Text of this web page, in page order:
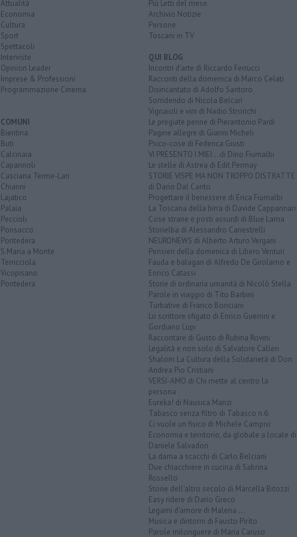
Attualità
Economia
Cultura
Sport
Spettacoli
Interviste
Opinion Leader
Imprese & Professioni
Programmazione Cinema
COMUNI
Bientina
Buti
Calcinaia
Capannoli
Casciana Terme-Lari
Chianni
Lajatico
Palaia
Peccioli
Ponsacco
Pontedera
S.Maria a Monte
Terricciola
Vicopisano
Pontedera
Più Letti del mese
Archivio Notizie
Persone
Toscani in TV
QUI BLOG
Incontri d'arte di Riccardo Ferrucci
Racconti della domenica di Marco Celati
Disincantato di Adolfo Santoro
Sorridendo di Nicola Belcari
Vignaioli e vini di Nadio Stronchi
Le pregiate penne di Pierantonio Pardi
Pagine allegre di Gianni Micheli
Psico-cose di Federica Giusti
VI PRESENTO I MIEI... di Dino Fiumalbi
Le stelle di Astrea di Edit Permay
STORIE VISPE MA NON TROPPO DISTRATTE
di Dario Dal Canto
Progettare il benessere di Erica Fiumalbi
La Toscana della birra di Davide Cappannari
Cose strane e posti assurdi di Blue Lama
Storielba di Alessandro Canestrelli
NEURONEWS di Alberto Arturo Vergani
Pensieri della domenica di Libero Venturi
Fauda e balagan di Alfredo De Girolamo e
Enrico Catassi
Storie di ordinaria umanità di Nicolò Stella
Parole in viaggio di Tito Barbini
Turbative di Franco Bonciani
Lo scrittore sfigato di Enrico Guerrini e
Gordiano Lupi
Raccontare di Gusto di Rubina Rovini
Legalità e non solo di Salvatore Calleri
Shalom La Cultura della Solidarietà di Don
Andrea Pio Cristiani
VERSI-AMO di Chi mette al centro la
persona
Eureka! di Nausica Manzi
Tabasco senza filtro di Tabasco n.6
Ci vuole un fisico di Michele Campisi
Economia e territorio, da globale a locale di
Daniele Salvadori
La dama a scacchi di Carlo Belciani
Due chiacchiere in cucina di Sabrina
Rossello
Storie dell'altro secolo di Marcella Bitozzi
Easy ridere di Dario Greco
Legami d'amore di Malena ...
Musica e dintorni di Fausto Pirìto
Parole milonguere di Maria Caruso